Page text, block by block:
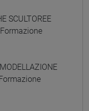
SCULTOREE
Formazione